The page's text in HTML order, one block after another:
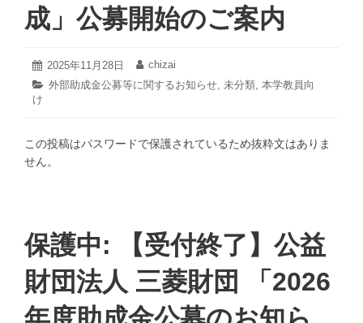
と
オ
ト
成」公募開始のご案内
投
稿
2025年11月28日
2026
年
2
投
稿
者:
chizai
カ
ー:
外部助成金公募等に関するお知らせ, 未分類, 本学教員向
け
この投稿はパスワードで保護されているため抜粋文はありま
せん。
保護中: 【受付終了】公益
財団法人 三菱財団 「2026